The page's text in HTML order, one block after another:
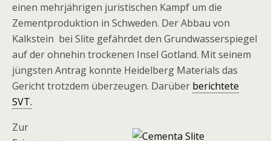
einen mehrjährigen juristischen Kampf um die
Zementproduktion in Schweden. Der Abbau von
Kalkstein bei Slite gefährdet den Grundwasserspiegel
auf der ohnehin trockenen Insel Gotland. Mit seinem
jüngsten Antrag konnte Heidelberg Materials das
Gericht trotzdem überzeugen. Darüber berichtete
SVT.
Zur